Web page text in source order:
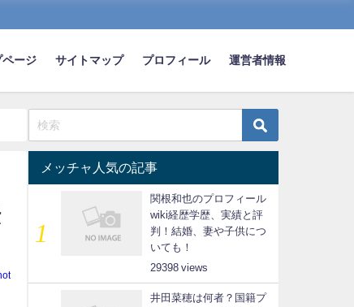
ページ サイトマップ プロフィール 運営者情報
メッチャ人気の記事
関根和也のプロフィール
wiki経歴学歴、実績と評
判！結婚、妻や子供につ
いても！
29398
井田菜穂は何者？国籍プ